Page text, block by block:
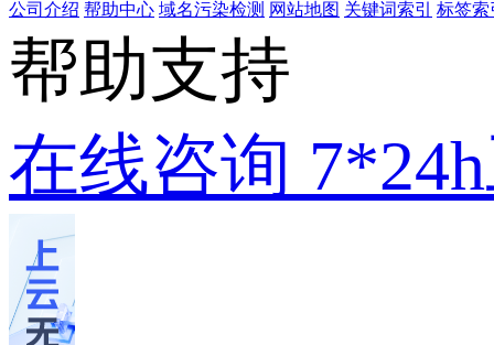
公司介绍 帮助中心 域名污染检测 网站地图 关键词索引 标签索
帮助支持
在线咨询